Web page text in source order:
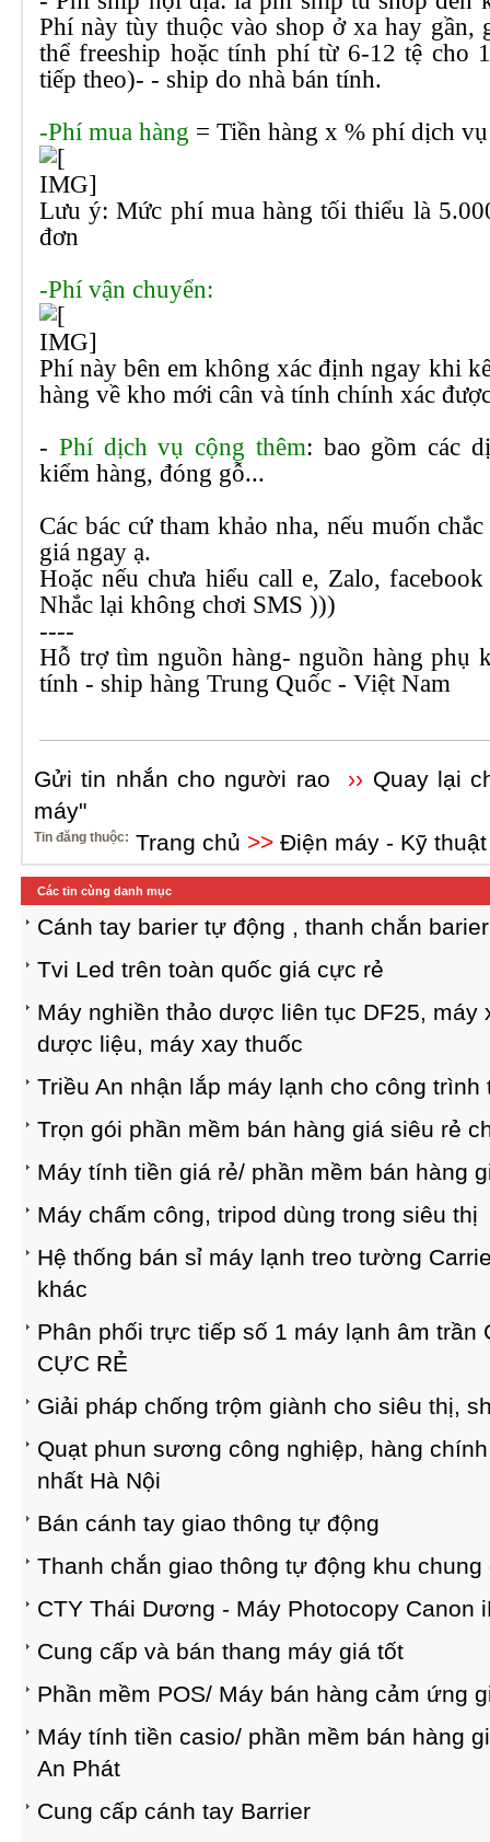
Phí này tùy thuộc vào shop ở xa hay gần,
thể freeship hoặc tính phí từ 6-12 tệ cho
tiếp theo)- - ship do nhà bán tính.
-Phí mua hàng = Tiền hàng x % phí dịch vụ
Lưu ý: Mức phí mua hàng tối thiểu là
đơn
-Phí vận chuyển:
Phí này bên em không xác định ngay khi
hàng về kho mới cân và tính chính xác
- Phí dịch vụ cộng thêm: bao gồm các
kiểm hàng, đóng gỗ...
Các bác cứ tham khảo nha, nếu muốn
giá ngay ạ.
Hoặc nếu chưa hiểu call e, Zalo,
Nhắc lại không chơi SMS )))
----
Hỗ trợ tìm nguồn hàng- nguồn hàng phụ
tính - ship hàng Trung Quốc - Việt Nam
Gửi tin nhắn cho người rao ›› Quay lại
máy"
Tin đăng thuộc: Trang chủ >> Điện máy - Kỹ
Các tin cùng danh mục
Cánh tay barier tự động , thanh chắn barier
Tvi Led trên toàn quốc giá cực rẻ
Máy nghiền thảo dược liên tục DF25, máy
dược liệu, máy xay thuốc
Triều An nhận lắp máy lạnh cho công
Trọn gói phần mềm bán hàng giá siêu rẻ
Máy tính tiền giá rẻ/ phần mềm bán hàng
Máy chấm công, tripod dùng trong siêu thị
Hệ thống bán sỉ máy lạnh treo tường
khác
Phân phối trực tiếp số 1 máy lạnh âm trần
CỰC RẺ
Giải pháp chống trộm giành cho siêu thị,
Quạt phun sương công nghiệp, hàng
nhất Hà Nội
Bán cánh tay giao thông tự động
Thanh chắn giao thông tự động khu chung
CTY Thái Dương - Máy Photocopy Canon
Cung cấp và bán thang máy giá tốt
Phần mềm POS/ Máy bán hàng cảm ứng
Máy tính tiền casio/ phần mềm bán hàng
An Phát
Cung cấp cánh tay Barrier